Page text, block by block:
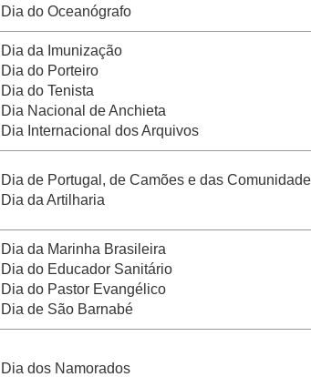
Dia do Oceanógrafo
Dia da Imunização
Dia do Porteiro
Dia do Tenista
Dia Nacional de Anchieta
Dia Internacional dos Arquivos
Dia de Portugal, de Camões e das
Dia da Artilharia
Dia da Marinha Brasileira
Dia do Educador Sanitário
Dia do Pastor Evangélico
Dia de São Barnabé
Dia dos Namorados